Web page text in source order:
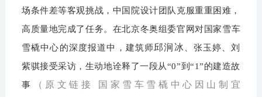
场条件差等客观挑战，中国院设计团队克服重重困难，
高质量地完成了任务。在北京冬奥组委官网对国家雪车
雪橇中心的深度报道中，建筑师邱涧冰
、张玉婷、刘
紫骐接受采访，生动地诠释了一段从“0”到“1”的建造故
事
（原文链接 国家雪车雪橇中心因山制宜